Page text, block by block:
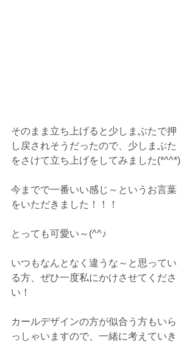
そのまま立ち上げると少しまぶたで押
し戻されそうだったので、少しまぶた
をさけて立ち上げをしてみました(*^^*)
今までで一番いい感じ～というお言葉
をいただきました！！！
とっても可愛い～(^^♪
いつもなんとなく違うな～と思ってい
る方、ぜひ一度私にかけさせてくださ
い！
カールデザインの方が似合う方もいら
っしゃいますので、一緒に考えていき